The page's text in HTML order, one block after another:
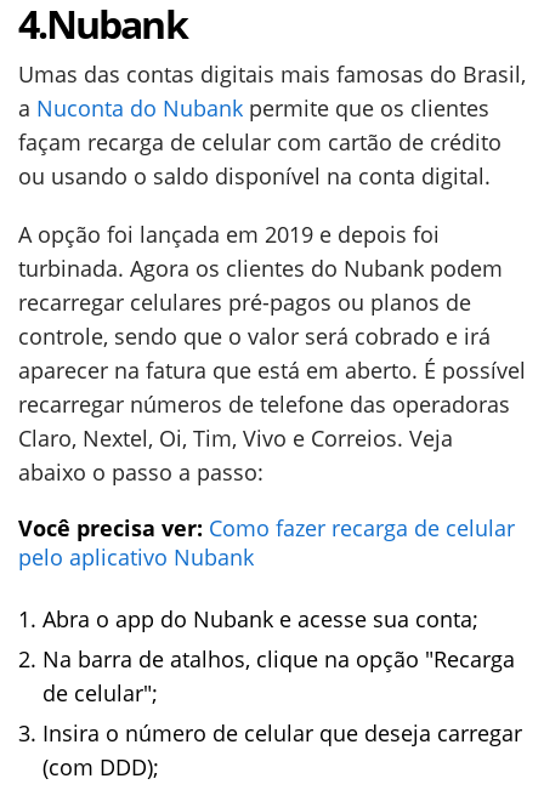
4.Nubank
Umas das contas digitais mais famosas do Brasil,
a Nuconta do Nubank permite que os clientes
façam recarga de celular com cartão de crédito
ou usando o saldo disponível na conta digital.
A opção foi lançada em 2019 e depois foi
turbinada. Agora os clientes do Nubank podem
recarregar celulares pré-pagos ou planos de
controle, sendo que o valor será cobrado e irá
aparecer na fatura que está em aberto. É possível
recarregar números de telefone das operadoras
Claro, Nextel, Oi, Tim, Vivo e Correios. Veja
abaixo o passo a passo:
Você precisa ver: Como fazer recarga de celular
pelo aplicativo Nubank
Abra o app do Nubank e acesse sua conta;
Na barra de atalhos, clique na opção "Recarga
de celular";
Insira o número de celular que deseja carregar
(com DDD);